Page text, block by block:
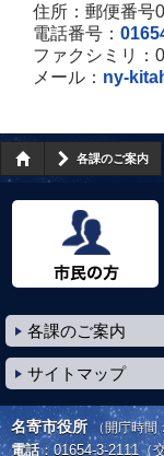
住所：郵便番号
電話番号：
ファクシミリ：
メール： ny-
各課のご案内
各課のご案内
サイトマップ
名寄市役所 （開庁時
電話：01654-3-2111 （